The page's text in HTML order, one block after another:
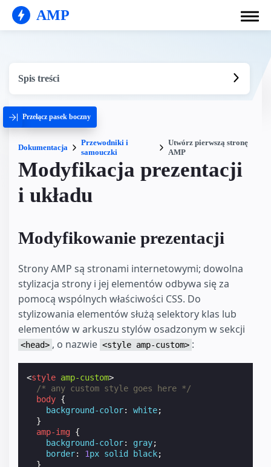
AMP
Spis treści
Przełącz pasek boczny
Dokumentacja
Przewodniki i
samouczki
Utwórz pierwszą stronę
AMP
Modyfikacja prezentacji
i układu
Modyfikowanie prezentacji
Strony AMP są stronami internetowymi; dowolna
stylizacja strony i jej elementów odbywa się za
pomocą wspólnych właściwości CSS. Do
stylizowania elementów służą selektory klas lub
elementów w arkuszu stylów osadzonym w sekcji
<head> , o nazwie <style amp-custom> :
<style amp-custom>
/* any custom style goes here */
body {
background-color: white;
}
amp-img {
background-color: gray;
border: 1px solid black;
}